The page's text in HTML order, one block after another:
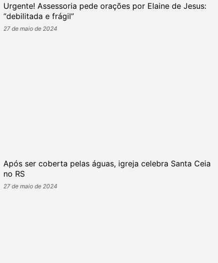
Urgente! Assessoria pede orações por Elaine de Jesus:
“debilitada e frágil”
27 de maio de 2024
Após ser coberta pelas águas, igreja celebra Santa Ceia
no RS
27 de maio de 2024